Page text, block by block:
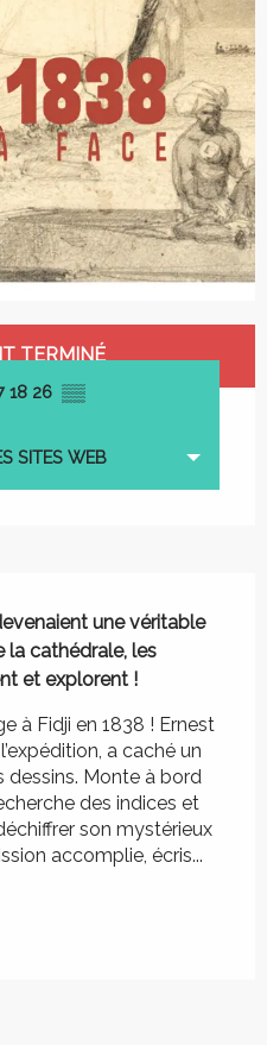
TERMINÉ
18 26 ▒▒
SITES WEB
une véritable
la cathédrale, les
et explorent !
à Fidji en 1838 ! Ernest
a caché un
dessins. Monte à bord
des indices et
son mystérieux
accomplie, écris...